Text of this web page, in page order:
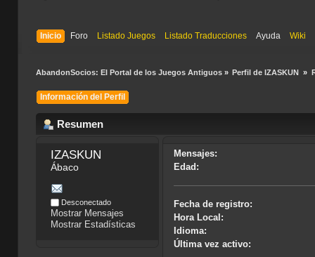
Inicio Foro Listado Juegos Listado Traducciones Ayuda Wiki
AbandonSocios: El Portal de los Juegos Antiguos» Perfil de IZASKUN »
Información del Perfil
Resumen
IZASKUN
Ábaco
Desconectado
Mostrar Mensajes
Mostrar Estadísticas
Mensajes:
Edad:
Fecha de registro:
Hora Local:
Idioma:
Última vez activo: